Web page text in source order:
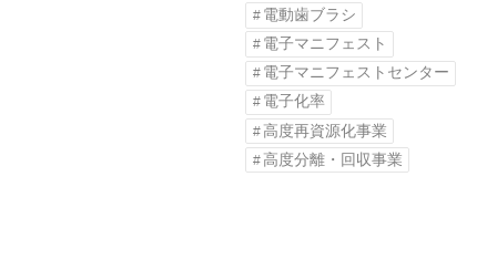
電動歯ブラシ
電子マニフェスト
電子マニフェストセンター
電子化率
高度再資源化事業
高度分離・回収事業